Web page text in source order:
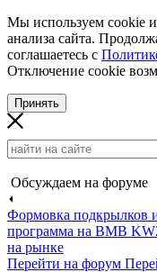
Мы используем cookie и
анализа сайта.
соглашаетесь с
Отключение cookie
Принять
Обсуждаем на форуме
Формовка подкрылков
программа на BMB
на рынке
Перейти на форум